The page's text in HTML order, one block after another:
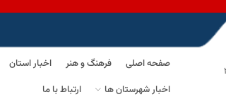
صفحه اصلی فرهنگ و هنر اخبار استان
اخبار شهرستان ها
ارتباط با ما